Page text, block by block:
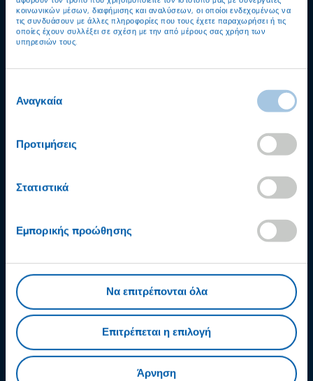
κοινωνικών μέσων, διαφήμισης και αναλύσεων, οι οποίοι ενδεχομένως να
τις συνδυάσουν με άλλες πληροφορίες που τους έχετε παραχωρήσει ή τις
οποίες έχουν συλλέξει σε σχέση με την από μέρους σας χρήση των
υπηρεσιών τους.
συγκατάθεσης
Αναγκαία
Προτιμήσεις
Στατιστικά
Εμπορικής προώθησης
Να επιτρέπονται όλα
Επιτρέπεται η επιλογή
Άρνηση
Έχετε περαιτέρω
ερωτήσεις;
Τμήμα εξυπηρέτησης καταναλωτών